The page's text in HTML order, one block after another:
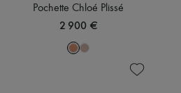
Pochette Chloé Plissé
2 900 €